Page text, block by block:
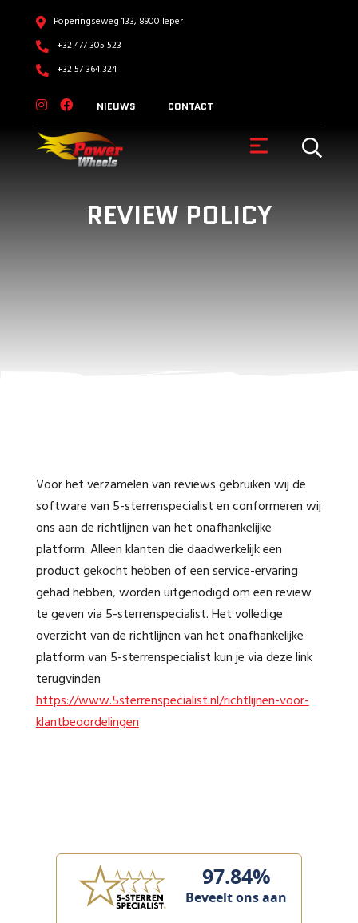
Poperingseweg 133, 8900 Ieper
+32 477 305 523
+32 57 364 324
NIEUWS CONTACT
REVIEW POLICY
Voor het verzamelen van reviews gebruiken wij de
software van 5-sterrenspecialist en conformeren wij
ons aan de richtlijnen van het onafhankelijke
platform. Alleen klanten die daadwerkelijk een
product gekocht hebben of een service-ervaring
gehad hebben, worden uitgenodigd om een review
te geven via 5-sterrenspecialist. Het volledige
overzicht van de richtlijnen van het onafhankelijke
platform van 5-sterrenspecialist kun je via deze link
terugvinden
https://www.5sterrenspecialist.nl/richtlijnen-voor-
klantbeoordelingen
97.84%
Beveelt ons aan